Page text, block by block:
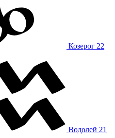
Козерог 22
Водолей 21